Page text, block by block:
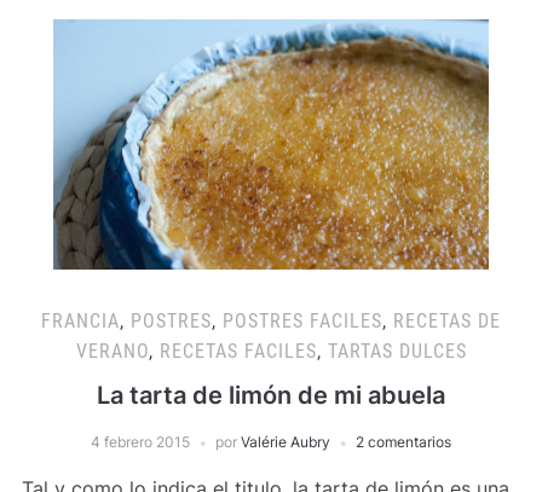
FRANCIA, POSTRES, POSTRES FACILES, RECETAS DE
VERANO, RECETAS FACILES, TARTAS DULCES
La tarta de limón de mi abuela
4 febrero 2015 por Valérie Aubry 2 comentarios